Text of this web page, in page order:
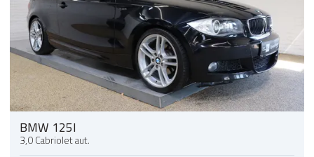
BMW 125I
3,0 Cabriolet aut.